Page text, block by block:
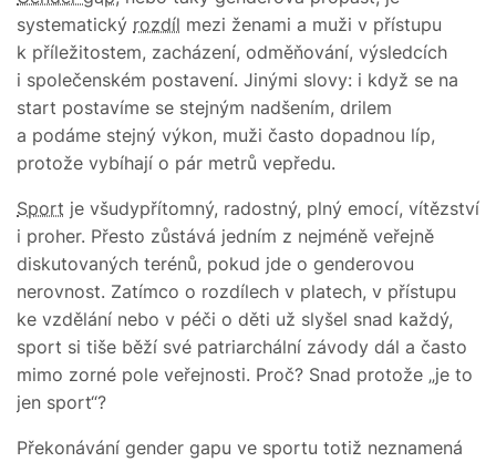
systematický rozdíl mezi ženami a muži v přístupu
k příležitostem, zacházení, odměňování, výsledcích
i společenském postavení. Jinými slovy: i když se na
start postavíme se stejným nadšením, drilem
a podáme stejný výkon, muži často dopadnou líp,
protože vybíhají o pár metrů vepředu.
Sport je všudypřítomný, radostný, plný emocí, vítězství
i proher. Přesto zůstává jedním z nejméně veřejně
diskutovaných terénů, pokud jde o genderovou
nerovnost. Zatímco o rozdílech v platech, v přístupu
ke vzdělání nebo v péči o děti už slyšel snad každý,
sport si tiše běží své patriarchální závody dál a často
mimo zorné pole veřejnosti. Proč? Snad protože „je to
jen sport“?
Překonávání gender gapu ve sportu totiž neznamená